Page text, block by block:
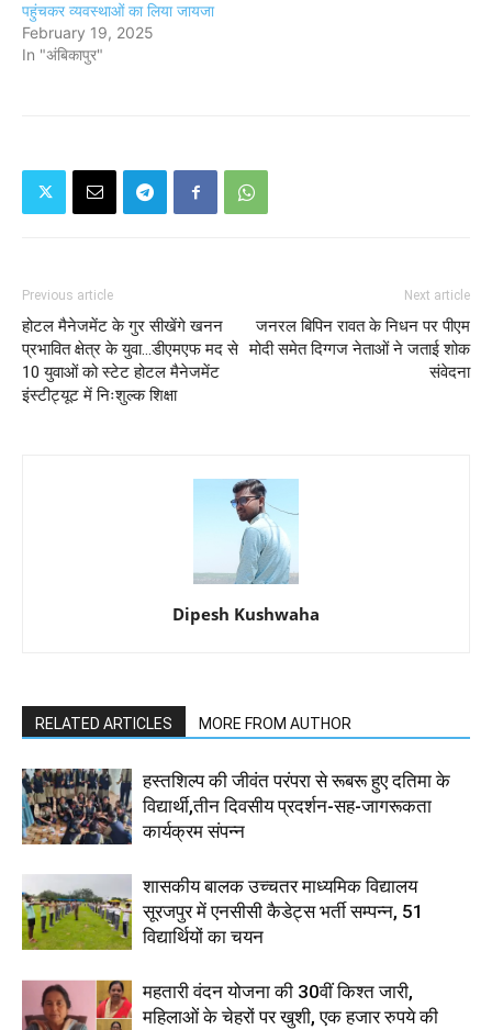
पहुंचकर व्यवस्थाओं का लिया जायजा
February 19, 2025
In "अंबिकापुर"
Previous article
होटल मैनेजमेंट के गुर सीखेंगे खनन
प्रभावित क्षेत्र के युवा...डीएमएफ मद से
10 युवाओं को स्टेट होटल मैनेजमेंट
इंस्टीट्यूट में निःशुल्क शिक्षा
Next article
जनरल बिपिन रावत के निधन पर पीएम
मोदी समेत दिग्गज नेताओं ने जताई शोक
संवेदना
Dipesh Kushwaha
RELATED ARTICLES MORE FROM AUTHOR
हस्तशिल्प की जीवंत परंपरा से रूबरू हुए दतिमा के
विद्यार्थी,तीन दिवसीय प्रदर्शन-सह-जागरूकता
कार्यक्रम संपन्न
शासकीय बालक उच्चतर माध्यमिक विद्यालय
सूरजपुर में एनसीसी कैडेट्स भर्ती सम्पन्न, 51
विद्यार्थियों का चयन
महतारी वंदन योजना की 30वीं किश्त जारी,
महिलाओं के चेहरों पर खुशी, एक हजार रुपये की